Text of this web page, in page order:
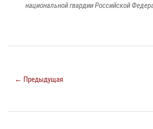
национальной гвардии Российской
← Предыдущая